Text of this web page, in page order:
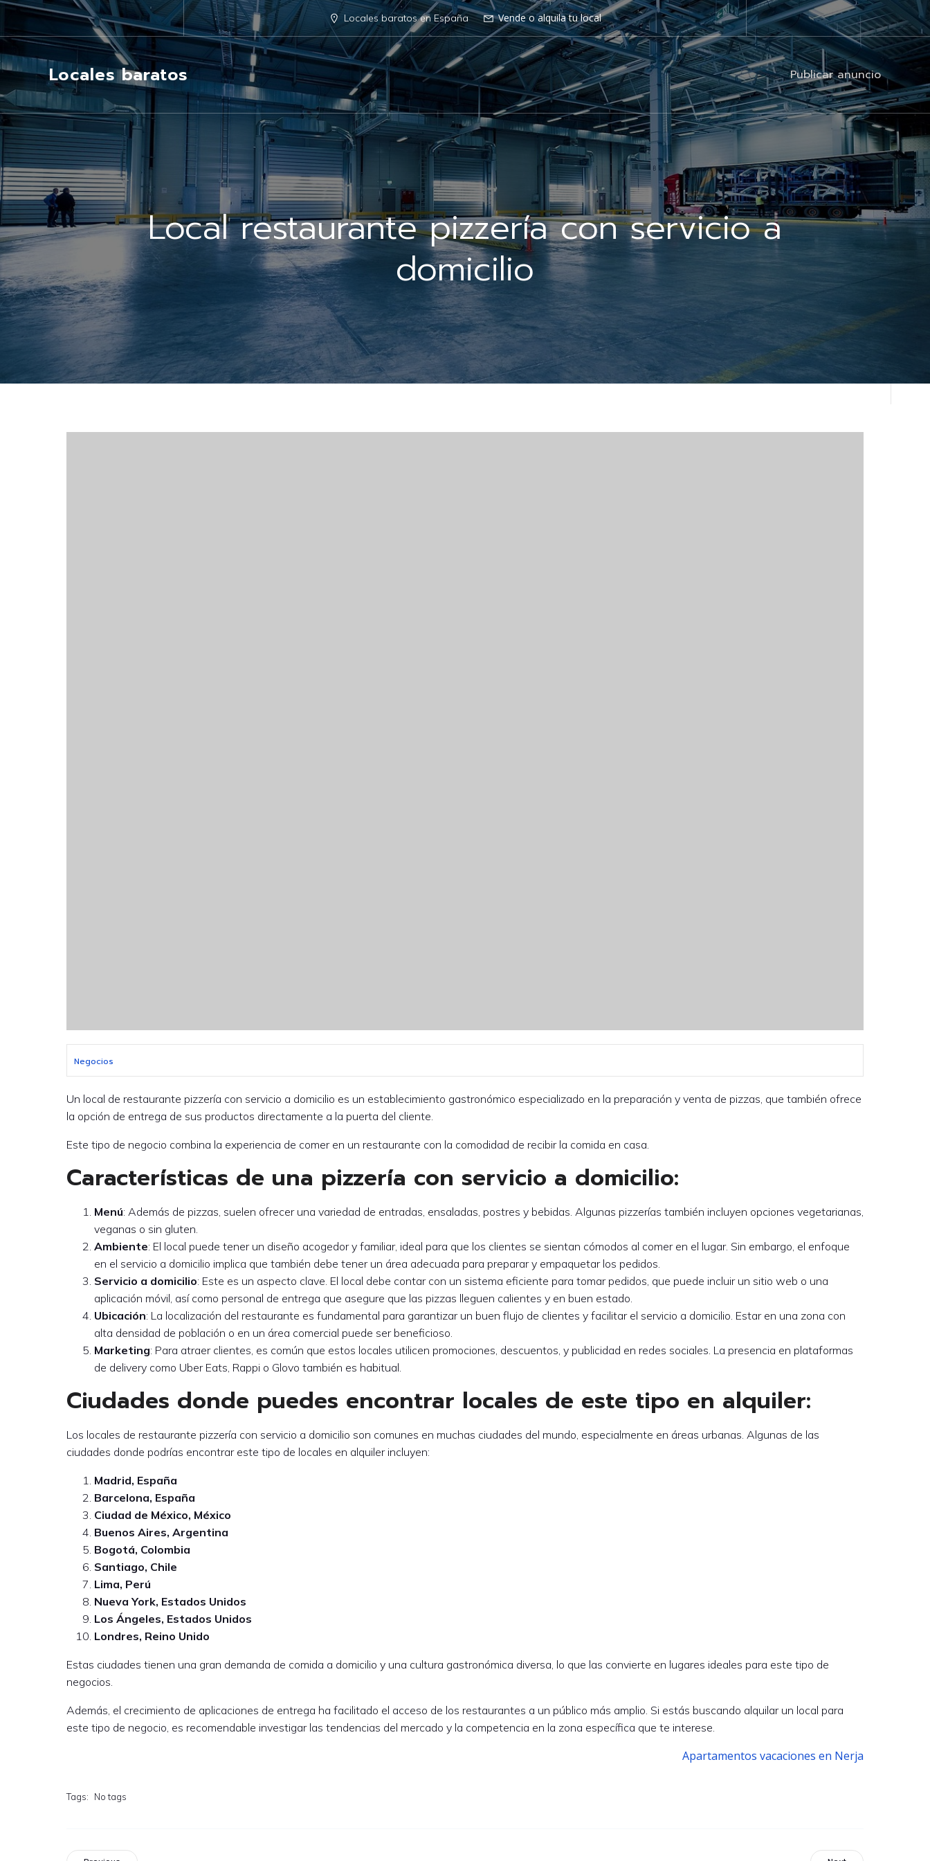
Locales baratos en España Vende o alquila tu local
Locales baratos Publicar anuncio
Local restaurante pizzería con servicio a
domicilio
Negocios
Un local de restaurante pizzería con servicio a domicilio es un establecimiento gastronómico especializado en la preparación y venta de pizzas, que también ofrece
la opción de entrega de sus productos directamente a la puerta del cliente.
Este tipo de negocio combina la experiencia de comer en un restaurante con la comodidad de recibir la comida en casa.
Características de una pizzería con servicio a domicilio:
Menú: Además de pizzas, suelen ofrecer una variedad de entradas, ensaladas, postres y bebidas. Algunas pizzerías también incluyen opciones vegetarianas,
veganas o sin gluten.
Ambiente: El local puede tener un diseño acogedor y familiar, ideal para que los clientes se sientan cómodos al comer en el lugar. Sin embargo, el enfoque
en el servicio a domicilio implica que también debe tener un área adecuada para preparar y empaquetar los pedidos.
Servicio a domicilio: Este es un aspecto clave. El local debe contar con un sistema eficiente para tomar pedidos, que puede incluir un sitio web o una
aplicación móvil, así como personal de entrega que asegure que las pizzas lleguen calientes y en buen estado.
Ubicación: La localización del restaurante es fundamental para garantizar un buen flujo de clientes y facilitar el servicio a domicilio. Estar en una zona con
alta densidad de población o en un área comercial puede ser beneficioso.
Marketing: Para atraer clientes, es común que estos locales utilicen promociones, descuentos, y publicidad en redes sociales. La presencia en plataformas
de delivery como Uber Eats, Rappi o Glovo también es habitual.
Ciudades donde puedes encontrar locales de este tipo en alquiler:
Los locales de restaurante pizzería con servicio a domicilio son comunes en muchas ciudades del mundo, especialmente en áreas urbanas. Algunas de las
ciudades donde podrías encontrar este tipo de locales en alquiler incluyen:
Madrid, España
Barcelona, España
Ciudad de México, México
Buenos Aires, Argentina
Bogotá, Colombia
Santiago, Chile
Lima, Perú
Nueva York, Estados Unidos
Los Ángeles, Estados Unidos
Londres, Reino Unido
Estas ciudades tienen una gran demanda de comida a domicilio y una cultura gastronómica diversa, lo que las convierte en lugares ideales para este tipo de
negocios.
Además, el crecimiento de aplicaciones de entrega ha facilitado el acceso de los restaurantes a un público más amplio. Si estás buscando alquilar un local para
este tipo de negocio, es recomendable investigar las tendencias del mercado y la competencia en la zona específica que te interese.
Apartamentos vacaciones en Nerja
Tags: No tags